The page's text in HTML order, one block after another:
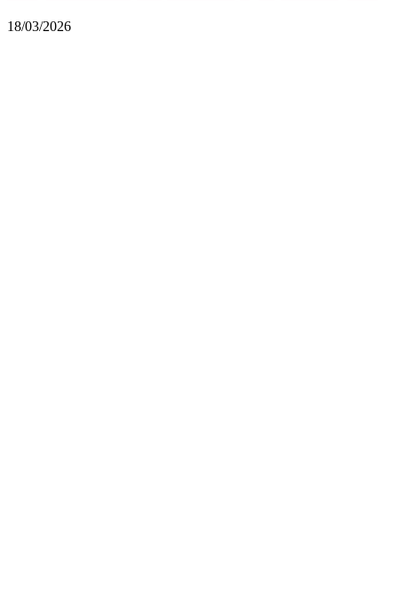
18/03/2026